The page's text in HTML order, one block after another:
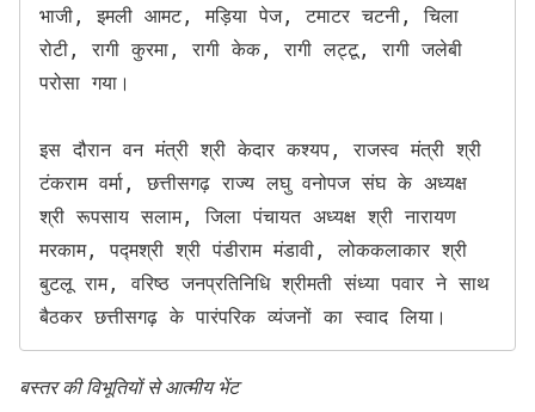
भाजी, इमली आमट, मड़िया पेज, टमाटर चटनी, चिला
रोटी, रागी कुरमा, रागी केक, रागी लट्टू, रागी जलेबी
परोसा गया।
इस दौरान वन मंत्री श्री केदार कश्यप, राजस्व मंत्री श्री
टंकराम वर्मा, छत्तीसगढ़ राज्य लघु वनोपज संघ के अध्यक्ष
श्री रूपसाय सलाम, जिला पंचायत अध्यक्ष श्री नारायण
मरकाम, पद्मश्री श्री पंडीराम मंडावी, लोककलाकार श्री
बुटलू राम, वरिष्ठ जनप्रतिनिधि श्रीमती संध्या पवार ने साथ
बैठकर छत्तीसगढ़ के पारंपरिक व्यंजनों का स्वाद लिया।
बस्तर की विभूतियों से आत्मीय भेंट